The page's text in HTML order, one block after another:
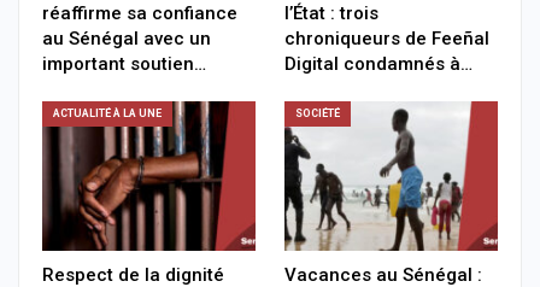
réaffirme sa confiance
au Sénégal avec un
important soutien…
l’État : trois
chroniqueurs de Feeñal
Digital condamnés à…
ACTUALITÉ À LA UNE
Respect de la dignité
SOCIÉTÉ
Vacances au Sénégal :